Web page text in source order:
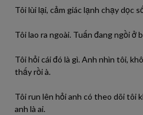
Tôi lùi lại, cảm giác lạnh chạy dọc
Tôi lao ra ngoài. Tuấn đang ngồi ở
Tôi hỏi cái đó là gì. Anh nhìn tôi,
thấy rồi à.
Tôi run lên hỏi anh có theo dõi tôi
anh là ai.